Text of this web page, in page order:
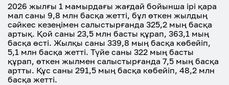
2026 жылғы 1 мамырдағы жағдай бойынша ірі қара
мал саны 9,8 млн басқа жетті, бұл өткен жылдың
сәйкес кезеңімен салыстырғанда 325,2 мың басқа
артық. Қой саны 23,5 млн басты құрап, 363,1 мың
басқа өсті. Жылқы саны 339,8 мың басқа көбейіп,
5,1 млн басқа жетті. Түйе саны 322 мың басты
құрап, өткен жылмен салыстырғанда 7,5 мың басқа
артты. Құс саны 291,5 мың басқа көбейіп, 48,2 млн
басқа жетті.